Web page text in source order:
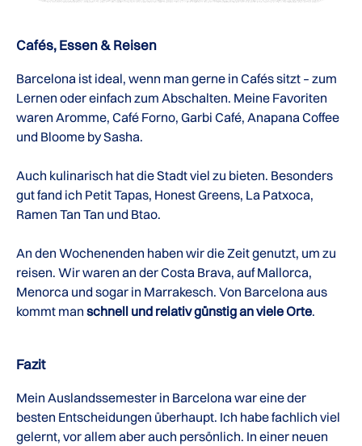
Cafés, Essen & Reisen
Barcelona ist ideal, wenn man gerne in Cafés sitzt – zum
Lernen oder einfach zum Abschalten. Meine Favoriten
waren Aromme, Café Forno, Garbi Café, Anapana Coffee
und Bloome by Sasha.
Auch kulinarisch hat die Stadt viel zu bieten. Besonders
gut fand ich Petit Tapas, Honest Greens, La Patxoca,
Ramen Tan Tan und Btao.
An den Wochenenden haben wir die Zeit genutzt, um zu
reisen. Wir waren an der Costa Brava, auf Mallorca,
Menorca und sogar in Marrakesch. Von Barcelona aus
kommt man schnell und relativ günstig an viele Orte.
Fazit
Mein Auslandssemester in Barcelona war eine der
besten Entscheidungen überhaupt. Ich habe fachlich viel
gelernt, vor allem aber auch persönlich. In einer neuen